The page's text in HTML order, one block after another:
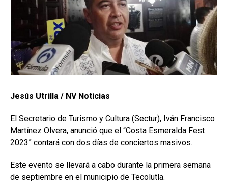
Jesús Utrilla / NV Noticias
El Secretario de Turismo y Cultura (Sectur), Iván Francisco
Martínez Olvera, anunció que el “Costa Esmeralda Fest
2023” contará con dos días de conciertos masivos.
Este evento se llevará a cabo durante la primera semana
de septiembre en el municipio de Tecolutla.